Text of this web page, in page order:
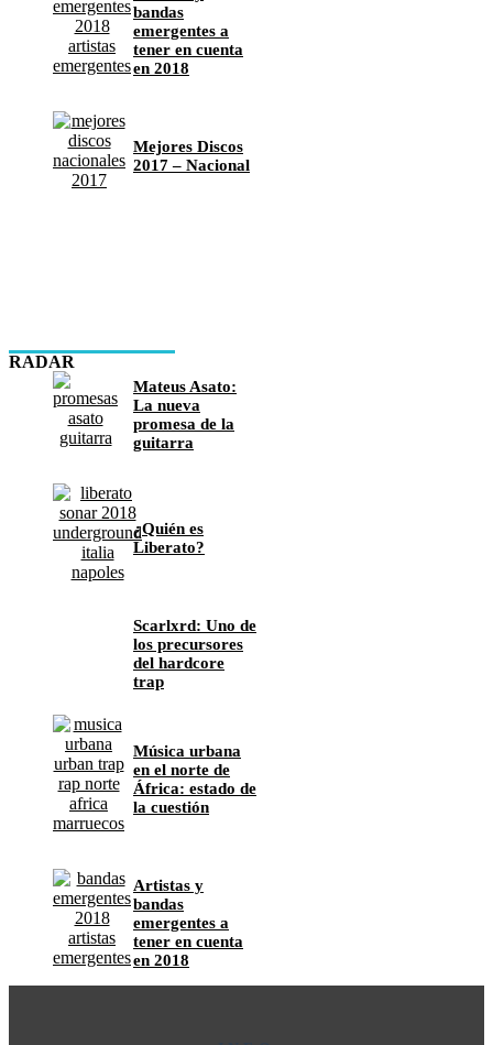
bandas
emergentes a
tener en cuenta
en 2018
Mejores Discos
2017 – Nacional
RADAR
Mateus Asato:
La nueva
promesa de la
guitarra
¿Quién es
Liberato?
Scarlxrd: Uno de
los precursores
del hardcore
trap
Música urbana
en el norte de
África: estado de
la cuestión
Artistas y
bandas
emergentes a
tener en cuenta
en 2018